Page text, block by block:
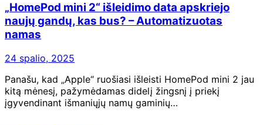
„HomePod mini 2“ išleidimo data apskriejo
naujų gandų, kas bus? – Automatizuotas
namas
24 spalio, 2025
Panašu, kad „Apple“ ruošiasi išleisti HomePod mini 2 jau
kitą mėnesį, pažymėdamas didelį žingsnį į priekį
įgyvendinant išmaniųjų namų gaminių…